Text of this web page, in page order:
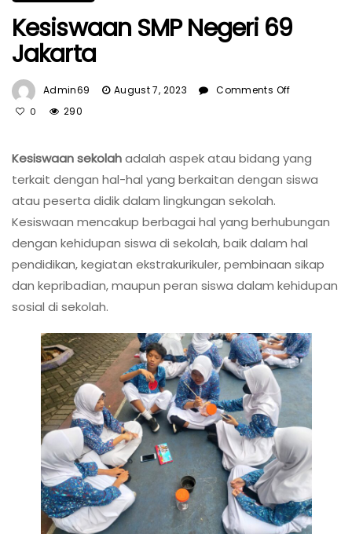
Kesiswaan SMP Negeri 69
Jakarta
Admin69 August 7, 2023 Comments Off
69
0 290
Kesiswaan sekolahadalah aspek atau bidang yang
terkait dengan hal-hal yang berkaitan dengan siswa
atau peserta didik dalam lingkungan sekolah.
Kesiswaan mencakup berbagai hal yang berhubungan
dengan kehidupan siswa di sekolah, baik dalam hal
pendidikan, kegiatan ekstrakurikuler, pembinaan sikap
dan kepribadian, maupun peran siswa dalam kehidupan
sosial di sekolah.